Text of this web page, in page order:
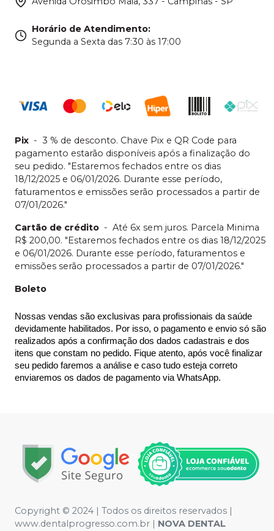
Horário de Atendimento:
Segunda a Sexta das 7:30 às 17:00
Pix - 3 % de desconto. Chave Pix e QR Code para
pagamento estarão disponíveis após a finalização do
seu pedido. "Estaremos fechados entre os dias
18/12/2025 e 06/01/2026. Durante esse período,
faturamentos e emissões serão processados a partir de
07/01/2026."
Cartão de crédito - Até 6x sem juros. Parcela Minima
R$ 200,00. "Estaremos fechados entre os dias 18/12/2025
e 06/01/2026. Durante esse período, faturamentos e
emissões serão processados a partir de 07/01/2026."
Boleto
Nossas vendas são exclusivas para profissionais da saúde
devidamente habilitados. Por isso, o pagamento e envio só são
realizados após a confirmação dos dados cadastrais e dos
itens que constam no pedido. Fique atento, após você finalizar
seu pedido faremos a análise e caso tudo esteja correto
enviaremos os dados de pagamento via WhatsApp.
Copyright © 2024 | Todos os direitos reservados |
www.dentalprogresso.com.br | NOVA DENTAL